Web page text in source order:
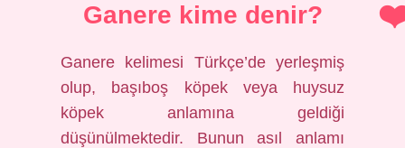
Ganere kime denir?
Ganere kelimesi Türkçe’de yerleşmiş
olup, başıboş köpek veya huysuz
köpek anlamına geldiği
düşünülmektedir. Bunun asıl anlamı